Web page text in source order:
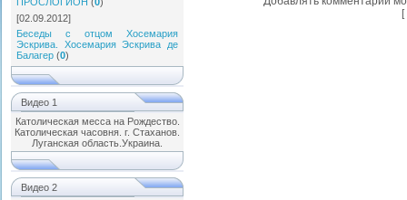
[02.09.2012]
Беседы с отцом Хосемария
Эскрива. Хосемария Эскрива де
Балагер (0)
Видео 1
Католическая месса на Рождество.
Католическая часовня. г. Стаханов.
Луганская область.Украина.
Видео 2
[